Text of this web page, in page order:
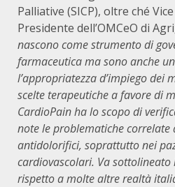
Palliative (SICP), oltre ché Vice
Presidente dell’OMCeO di
nascono come strumento di
farmaceutica ma sono anche
l’appropriatezza d’impiego dei
scelte terapeutiche a favore di
CardioPain ha lo scopo di
note le problematiche correlate
antidolorifici, soprattutto nei
cardiovascolari. Va sottolineato
rispetto a molte altre realtà